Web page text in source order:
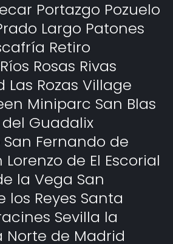
Portazgo Pozuelo
Largo Patones
Retiro
Rosas Rivas
Rozas Village
Miniparc San Blas
Guadalix
Fernando de
de El Escorial
la Vega San
los Reyes Santa
Sevilla la
Norte de Madrid